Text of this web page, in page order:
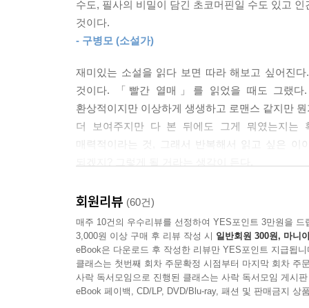
나는 이구아나가 떠나길 바라는 걸까, 떠나지 않
도 못한 채 고이고 고여 단단해지는 그런 생각들
않았다.
--- 「이구아나와 나」 중에서
한국 문학에 관심 있는 독자라면 이미 여러 기
부지런히 발표해왔다. 『브로콜리 펀치』에서 이
아무렇지 않은 듯 그것을 환대하는 인물들로 인
사람들이 깊이 억눌리고 엉킨 서로 마음의 매듭
사람들이 기분이 좋아”지는 글을 쓰고 싶다는
복합적인 맛을 경험하게 될 것이다.
이유리 유니버스에 어서 오세요
세계관을 만드는 걸 좋아해요.
머릿속에 세계가 있고, 거기에서 일어나는 일들을
―『경향신문』 인터뷰에서
유골을 화분에 옮겨 심자 아버지가 나무로 되
수도, 필사의 비밀이 담긴 초코머핀일 수도 있고
것이다.
- 구병모 (소설가)
재미있는 소설을 읽다 보면 따라 해보고 싶어진
것이다. 「빨간 열매」를 읽었을 때도 그랬다
환상적이지만 이상하게 생생하고 로맨스 같지만
더 보여주지만 다 본 뒤에도 그게 뭐였는지는
매력적이라는 것, 그래서 반복해서 읽고 싶은 이
회원리뷰 (60건)
매주 10건의 우수리뷰를 선정하여 YES포인트 3만원을 드
3,000원 이상 구매 후 리뷰 작성 시 일반회원 300원, 마니
eBook은 다운로드 후 작성한 리뷰만 YES포인트 지급됩니
클래스는 첫번째 회차 주문확정 시점부터 마지막 회차 주
사락 독서모임으로 진행된 클래스는 사락 독서모임 게시
eBook 페이백, CD/LP, DVD/Blu-ray, 패션 및 판매금지 상